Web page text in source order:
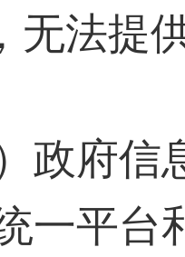
无法提
政府
一平台